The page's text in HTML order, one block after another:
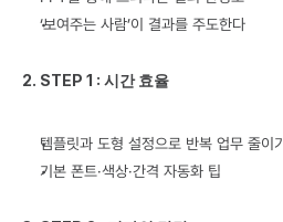
‘보여주는 사람’이 결과를 주도한다
2. STEP 1 : 시간 효율
템플릿과 도형 설정으로 반복 업무 줄이기
기본 폰트·색상·간격 자동화 팁